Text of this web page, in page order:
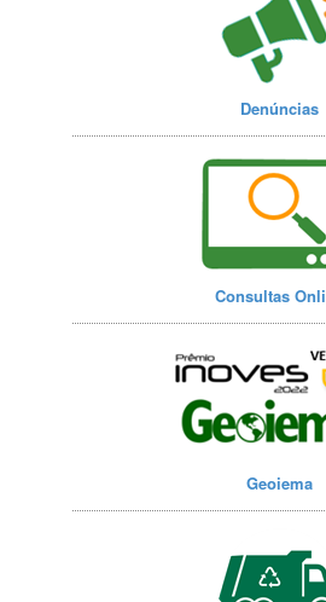
Denúncias
Consultas
Geoiema